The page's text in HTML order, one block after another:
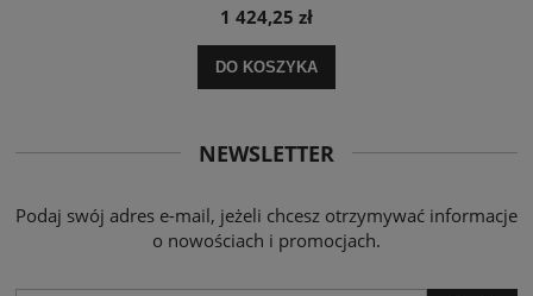
1 424,25 zł
DO KOSZYKA
NEWSLETTER
Podaj swój adres e-mail, jeżeli chcesz otrzymywać informacje
o nowościach i promocjach.